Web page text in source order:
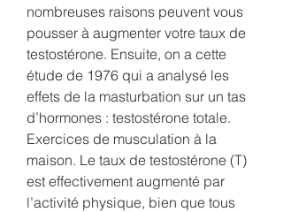
nombreuses raisons peuvent vous
pousser à augmenter votre taux de
testostérone. Ensuite, on a cette
étude de 1976 qui a analysé les
effets de la masturbation sur un tas
d’hormones : testostérone totale.
Exercices de musculation à la
maison. Le taux de testostérone (T)
est effectivement augmenté par
l’activité physique, bien que tous